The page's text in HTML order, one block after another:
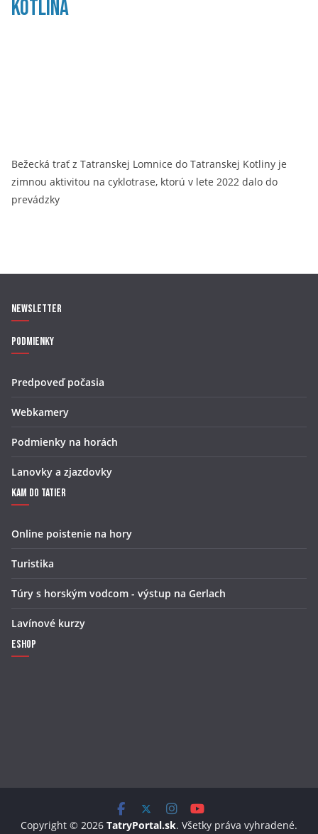
Kotlina
Bežecká trať z Tatranskej Lomnice do Tatranskej Kotliny je
zimnou aktivitou na cyklotrase, ktorú v lete 2022 dalo do
prevádzky
Newsletter
Podmienky
Predpoveď počasia
Webkamery
Podmienky na horách
Lanovky a zjazdovky
Kam do Tatier
Online poistenie na hory
Turistika
Túry s horským vodcom - výstup na Gerlach
Lavínové kurzy
Eshop
Copyright © 2026 TatryPortal.sk. Všetky práva vyhradené.